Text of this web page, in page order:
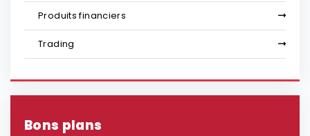
Produits financiers
Trading
Bons plans